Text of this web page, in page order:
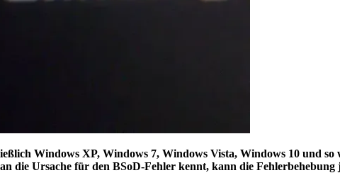
Windows XP, Windows 7, Windows Vista, Windows 10 und so
die Ursache für den BSoD-Fehler kennt, kann die Fehlerbehebung